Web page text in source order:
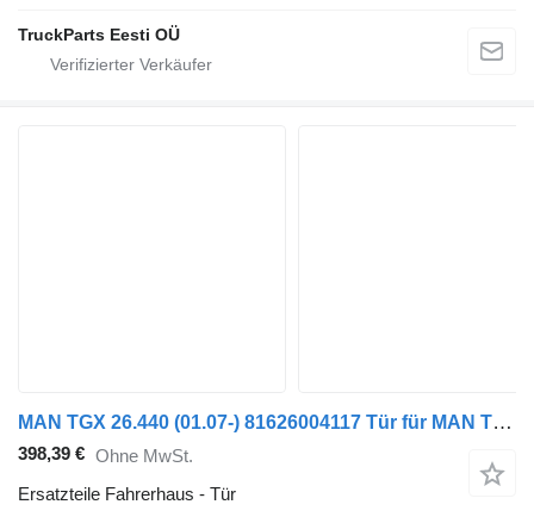
TruckParts Eesti OÜ
MAN TGX 26.440 (01.07-) 81626004117 Tür für MAN TGL, TGM, TGS, TGX (2005-2021) Sattelzugmaschine
398,39 € Ohne MwSt.
Ersatzteile Fahrerhaus - Tür